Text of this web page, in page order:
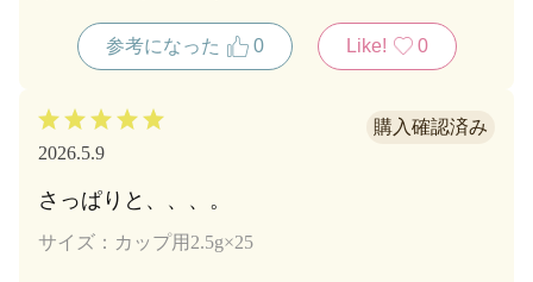
参考になった 0 Like! 0
2026.5.9
さっぱりと、、、。
サイズ：カップ用2.5g×25